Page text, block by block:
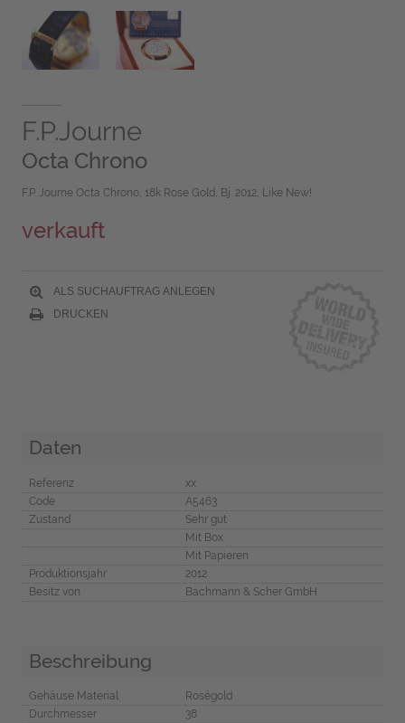
F.P.Journe
Octa Chrono
F.P. Journe Octa Chrono, 18k Rose Gold, Bj. 2012, Like New!
verkauft
ALS SUCHAUFTRAG ANLEGEN
DRUCKEN
Daten
Referenz
xx
Code
A5463
Zustand
Sehr gut
Mit Box
Mit Papieren
Produktionsjahr
2012
Besitz von
Bachmann & Scher GmbH
Beschreibung
Gehäuse Material
Roségold
Durchmesser
38